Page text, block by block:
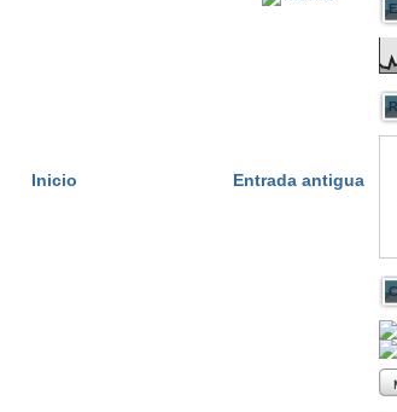
Entrada antigua
Inicio